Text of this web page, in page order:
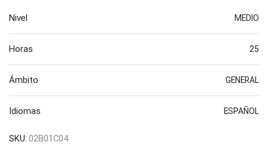
Nivel MEDIO
Horas 25
Ámbito GENERAL
Idiomas ESPAÑOL
SKU: 02B01C04